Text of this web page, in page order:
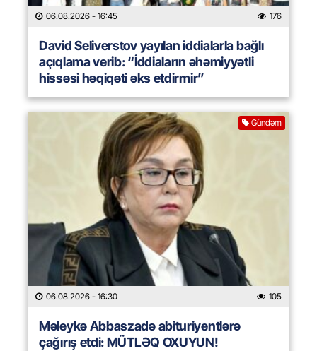
06.08.2026 - 16:45 176
David Seliverstov yayılan iddialarla bağlı
açıqlama verib: “İddiaların əhəmiyyətli
hissəsi həqiqəti əks etdirmir”
Gündəm
06.08.2026 - 16:30 105
Məleykə Abbaszadə abituriyentlərə
çağırış etdi: MÜTLƏQ OXUYUN!